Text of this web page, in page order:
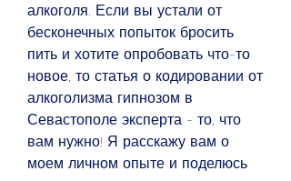
алкоголя. Если вы устали от
бесконечных попыток бросить
пить и хотите опробовать что-то
новое, то статья о кодировании от
алкоголизма гипнозом в
Севастополе эксперта - то, что
вам нужно! Я расскажу вам о
моем личном опыте и поделюсь